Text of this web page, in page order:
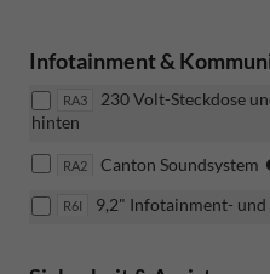
Infotainment &
RA3
230 Volt-Steckdose
hinten
RA2 Canton Soundsystem
R6I 9,2" Infotainment- und